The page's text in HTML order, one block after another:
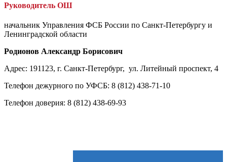
Руководитель ОШ
начальник Управления ФСБ России по Санкт-Петербургу и
Ленинградской области
Родионов Александр Борисович
Адрес: 191123, г. Санкт-Петербург, ул. Литейный проспект, 4
Телефон дежурного по УФСБ: 8 (812) 438-71-10
Телефон доверия: 8 (812) 438-69-93